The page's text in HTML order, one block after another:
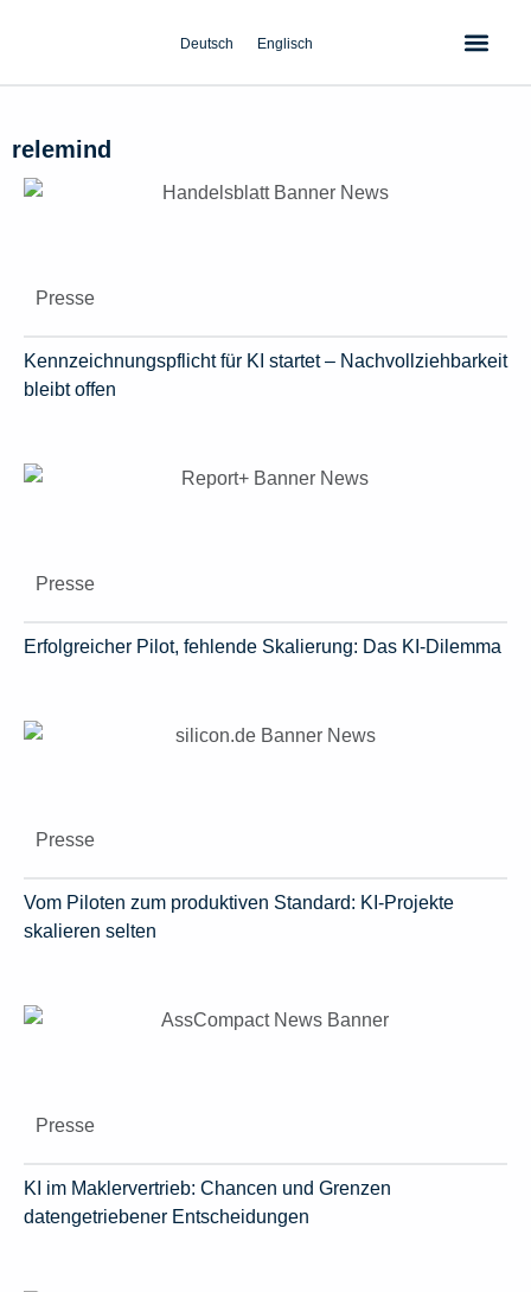
Deutsch Englisch
relemind
Presse
Kennzeichnungspflicht für KI startet – Nachvollziehbarkeit
bleibt offen
Presse
Erfolgreicher Pilot, fehlende Skalierung: Das KI-Dilemma
Presse
Vom Piloten zum produktiven Standard: KI-Projekte
skalieren selten
Presse
KI im Maklervertrieb: Chancen und Grenzen
datengetriebener Entscheidungen